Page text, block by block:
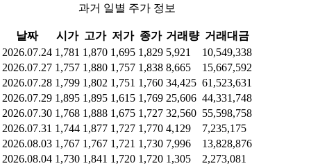
과거 일별 주가 정보
날짜 시가 고가 저가 종가 거래량 거래대금
2026.07.24 1,781 1,870 1,695 1,829 5,921
10,549,338
2026.07.27 1,757 1,880 1,757 1,838 8,665
15,667,592
2026.07.28 1,799 1,802 1,751 1,760 34,425 61,523,631
2026.07.29 1,895 1,895 1,615 1,769 25,606 44,331,748
2026.07.30 1,768 1,888 1,675 1,727 32,560 55,598,758
2026.07.31 1,744 1,877 1,727 1,770 4,129
7,235,175
2026.08.03 1,767 1,767 1,721 1,730 7,996
13,828,876
2026.08.04 1,730 1,841 1,720 1,720 1,305 2,273,081